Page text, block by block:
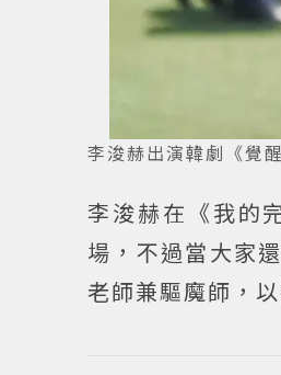
李浚赫出演韓劇《覺
李浚赫在《我的
場，不過當大家
老師兼驅魔師，